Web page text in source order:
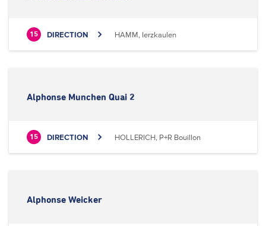
15 DIRECTION HAMM, Ierzkaulen
Alphonse Munchen Quai 2
15 DIRECTION HOLLERICH, P+R Bouillon
Alphonse Weicker